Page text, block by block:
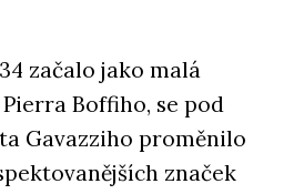
začalo jako malá
Boffiho, se pod
Gavazziho proměnilo
značek